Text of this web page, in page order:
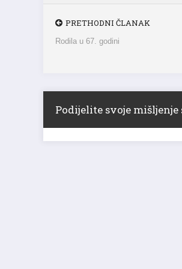
PRETHODNI ČLANAK
Rodila u 67. godini
Podijelite svoje